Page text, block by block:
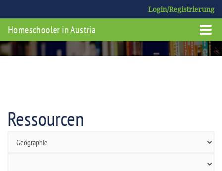
Login/Registrierung
Homeschooler in Austria
Ressourcen